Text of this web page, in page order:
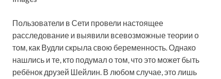
Пользователи в Сети провели настоящее
расследование и выявили всевозможные теории о
том, как Вудли скрыла свою беременность. Однако
нашлись и те, кто подумал о том, что это может быть
ребёнок друзей Шейлин. В любом случае, это лишь